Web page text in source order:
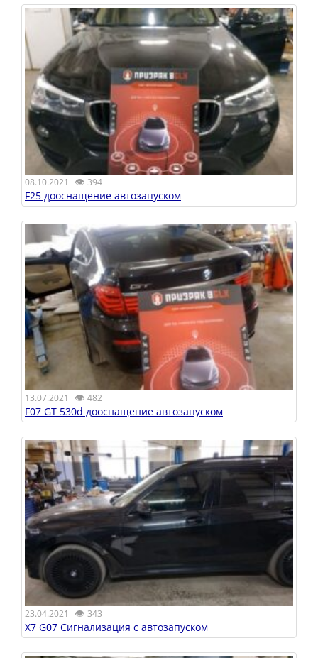
08.10.2021 👁 394
F25 дооснащение автозапуском
13.07.2021 👁 482
F07 GT 530d дооснащение автозапуском
23.04.2021 👁 343
X7 G07 Сигнализация с автозапуском